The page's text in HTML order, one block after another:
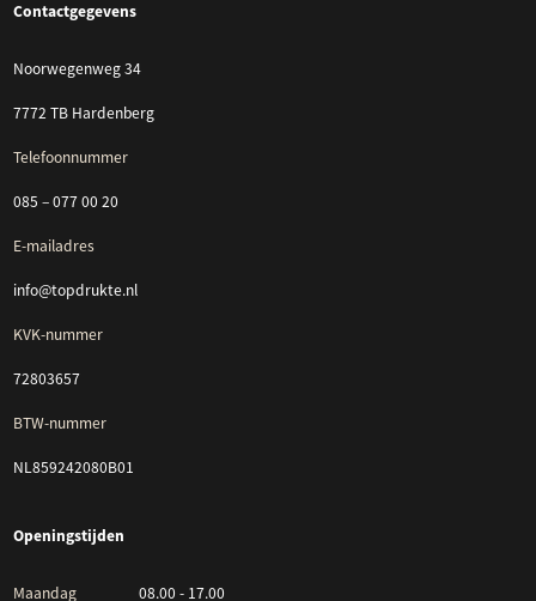
Contactgegevens
Noorwegenweg 34
7772 TB Hardenberg
Telefoonnummer
085 – 077 00 20
E-mailadres
info@topdrukte.nl
KVK-nummer
72803657
BTW-nummer
NL859242080B01
Openingstijden
Maandag 08.00 - 17.00